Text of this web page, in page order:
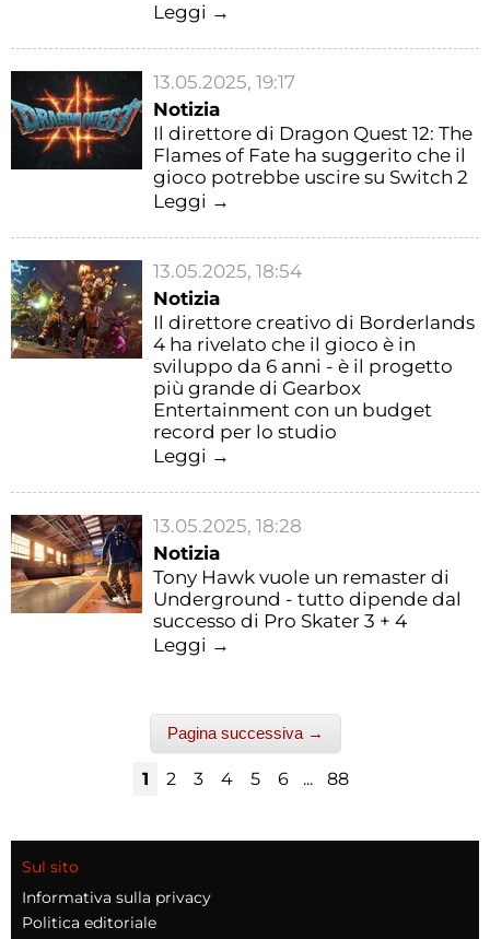
Leggi →
13.05.2025, 19:17
Notizia
Il direttore di Dragon Quest 12: The
Flames of Fate ha suggerito che il
gioco potrebbe uscire su Switch 2
Leggi →
13.05.2025, 18:54
Notizia
Il direttore creativo di Borderlands
4 ha rivelato che il gioco è in
sviluppo da 6 anni - è il progetto
più grande di Gearbox
Entertainment con un budget
record per lo studio
Leggi →
13.05.2025, 18:28
Notizia
Tony Hawk vuole un remaster di
Underground - tutto dipende dal
successo di Pro Skater 3 + 4
Leggi →
Pagina successiva →
1 2 3 4 5 6 ... 88
Sul sito
Informativa sulla privacy
Politica editoriale